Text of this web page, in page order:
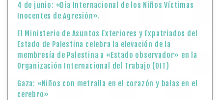
4 de junio: «Día Internacional de los Niños Víctimas
Inocentes de Agresión».
El Ministerio de Asuntos Exteriores y Expatriados del
Estado de Palestina celebra la elevación de la
membresía de Palestina a «Estado observador» en la
Organización Internacional del Trabajo (OIT)
Gaza: «Niños con metralla en el corazón y balas en el
cerebro»